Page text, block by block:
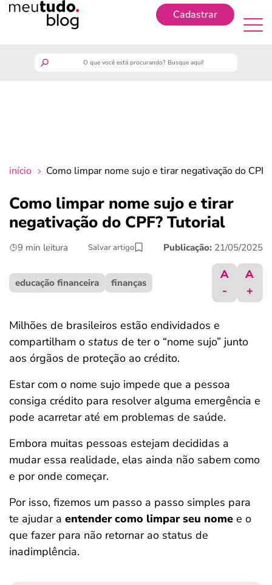
Cadastrar
crédito fácil
últimas notícias
ferramentas
início Como limpar nome sujo e tirar negativação do
Como limpar nome sujo e tirar
negativação do CPF? Tutorial
9 min leitura Salvar artigo Publicação: 21/05/2025
educação financeira finanças
A
-
A
+
Milhões de brasileiros estão endividados e
compartilham o status de ter o “nome sujo” junto
aos órgãos de proteção ao crédito.
Estar com o nome sujo impede que a pessoa
consiga crédito para resolver alguma emergência e
pode acarretar até em problemas de saúde.
Embora muitas pessoas estejam decididas a
mudar essa realidade, elas ainda não sabem como
e por onde começar.
Por isso, fizemos um passo a passo simples para
te ajudar a entender como limpar seu nome e o
que fazer para não retornar ao status de
inadimplência.